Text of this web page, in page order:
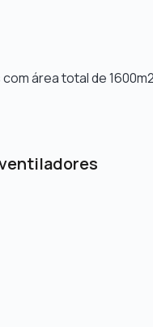
área total de 1600m2